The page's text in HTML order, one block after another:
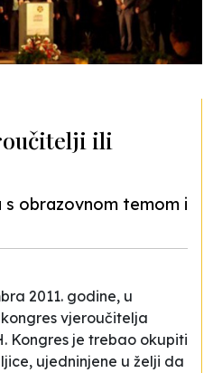
ili
obrazovnom temom i
2011. godine, u
vjeroučitelja
Kongres je trebao okupiti
ujedninjene u želji da